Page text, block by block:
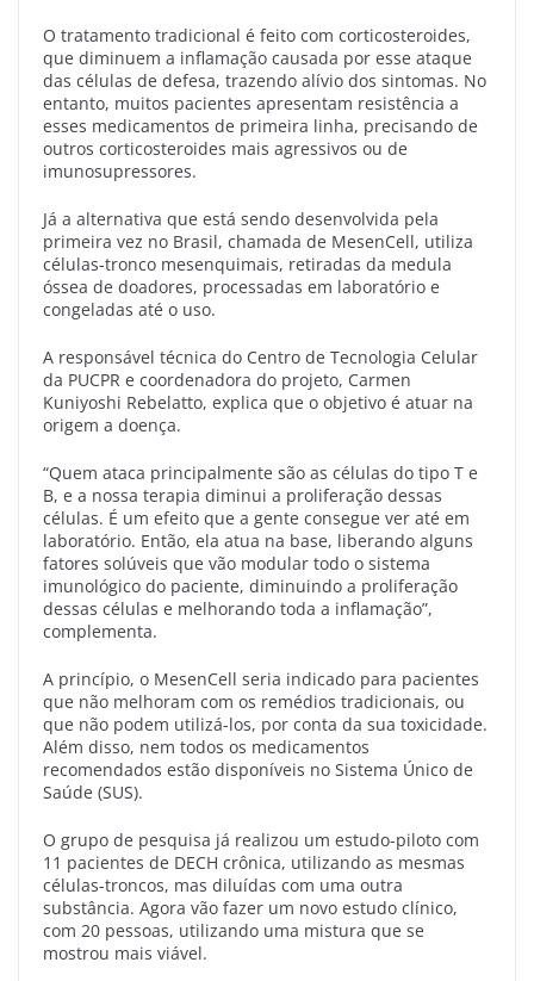
O tratamento tradicional é feito com corticosteroides,
que diminuem a inflamação causada por esse ataque
das células de defesa, trazendo alívio dos sintomas. No
entanto, muitos pacientes apresentam resistência a
esses medicamentos de primeira linha, precisando de
outros corticosteroides mais agressivos ou de
imunosupressores.
Já a alternativa que está sendo desenvolvida pela
primeira vez no Brasil, chamada de MesenCell, utiliza
células-tronco mesenquimais, retiradas da medula
óssea de doadores, processadas em laboratório e
congeladas até o uso.
A responsável técnica do Centro de Tecnologia Celular
da PUCPR e coordenadora do projeto, Carmen
Kuniyoshi Rebelatto, explica que o objetivo é atuar na
origem a doença.
“Quem ataca principalmente são as células do tipo T e
B, e a nossa terapia diminui a proliferação dessas
células. É um efeito que a gente consegue ver até em
laboratório. Então, ela atua na base, liberando alguns
fatores solúveis que vão modular todo o sistema
imunológico do paciente, diminuindo a proliferação
dessas células e melhorando toda a inflamação”,
complementa.
A princípio, o MesenCell seria indicado para pacientes
que não melhoram com os remédios tradicionais, ou
que não podem utilizá-los, por conta da sua toxicidade.
Além disso, nem todos os medicamentos
recomendados estão disponíveis no Sistema Único de
Saúde (SUS).
O grupo de pesquisa já realizou um estudo-piloto com
11 pacientes de DECH crônica, utilizando as mesmas
células-troncos, mas diluídas com uma outra
substância. Agora vão fazer um novo estudo clínico,
com 20 pessoas, utilizando uma mistura que se
mostrou mais viável.